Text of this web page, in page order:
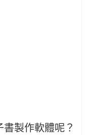
製作軟體呢？